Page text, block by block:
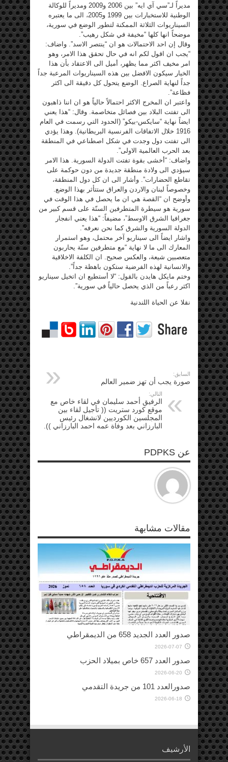
مديراً لـ”سي آي ايه” بين 2006 و2009 ومديراً للوكالة
الوطنية للاستخبارات بين 1999 و2005، الى ما يعتبره
السيناريوات الثلاثة الممكنة لتطور الوضع في سورية،
موضحاً انها كلها “مخيفة في شكل رهيب”.
وقال إن احد الاحتمالات هو ان “ينتصر الاسد”. واضاف:
“يجب ان اقول لكم انه في حال تحقق هذا الامر، وهو
امر مخيف اكثر مما يظهر، أميل الى الاعتقاد بأن هذا
الخيار سيكون الافضل بين هذه السيناريوات المرعبة جداً
جداً لنهاية الصراع. الوضع يتحول كل دقيقة الى اكثر
فظاعة”.
واعتبر ان المخرج الاكثر احتمالاً حالياً هو ان اننا ذاهبون
الى تفتت البلاد بين فصائل متخاصمة. وقال: “هذا يعني
ايضاً نهاية “سايكس-بيكو” (الحدود التي رسمت في العام
1916 خلال الاتفاقات الفرنسية البريطانية). وهذا يؤدي
الى تفتت دول وجدت في شكل اصطناعي في المنطقة
بعد الحرب العالمية الاولى”.
واضاف: “أخشى بقوة تفتت الدولة السورية. هذا الامر
سيؤدي الى ولادة منطقة جديدة من دون حوكمة على
تقاطع الحضارات”. وأشار الى ان كل دول المنطقة،
وخصوصاً لبنان والاردن والعراق ستتأثر بهذا الوضع.
وأوضح ان “القصة هي ان ما يحصل في هذا الوقت في
سورية هو سيطرة المتطرفين السنّة على قسم كبير من
جغرافيا الشرق الاوسط”، مضيفاً: “هذا يعني انفجار
الدولة السورية والشرق كما نحن نعرفه”.
واشار ايضاً الى سيناريو آخر محتمل، وهو استمرار
المعارك الى ما لا نهاية “مع متطرفين سنّة يحاربون
متعصبين شيعة، والعكس صحيح. ان الكلفة الاخلاقية
والانسانية لهذه الفرضية ستكون باهظة جداً”.
وختم مايكل هايدن بالقول: “لا أستطيع ان اتخيل سيناريو
اكثر رعباً من الذي يحصل حالياً في سورية”.
نقلا عن الحياة اللندنية
السابق:
صورة يجب أن تهز ضمير العالم
التالي:
الرفيق أحمد سليمان في لقاء خاص مع
موقع كورد ستريت (( تأجيل لقاء بين
المجلسين الكورديين لانشغال رئيس
البارزاني بعد وفاة عمه احمد البارزاني )).
عن PDPKS
مقالات مشابهة
صدور العدد الجديد 658 من الديمقراطي
2026-07-07
صدور العدد 657 خاص بميلاد الحزب
2026-06-20
صدورالعدد 101 من جريدة التقدمي
2026-06-18
الأرشيف